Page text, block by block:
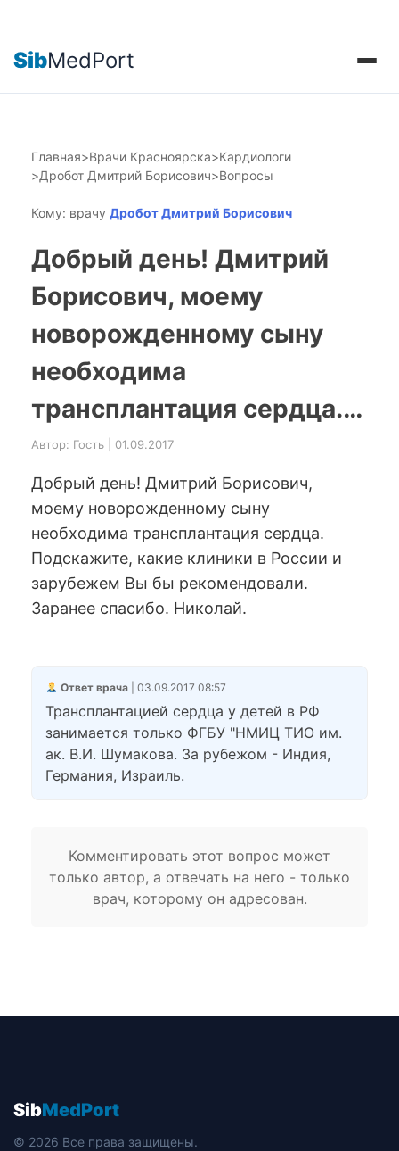
SibMedPort
Главная>Врачи Красноярска>Кардиологи
>Дробот Дмитрий Борисович>Вопросы
Кому: врачу Дробот Дмитрий Борисович
Добрый день! Дмитрий
Борисович, моему
новорожденному сыну
необходима
трансплантация сердца.…
Автор: Гость | 01.09.2017
Добрый день! Дмитрий Борисович,
моему новорожденному сыну
необходима трансплантация сердца.
Подскажите, какие клиники в России и
зарубежем Вы бы рекомендовали.
Заранее спасибо. Николай.
Ответ врача| 03.09.2017 08:57
Трансплантацией сердца у детей в РФ
занимается только ФГБУ "НМИЦ ТИО им.
ак. В.И. Шумакова. За рубежом - Индия,
Германия, Израиль.
Комментировать этот вопрос может
только автор, а отвечать на него - только
врач, которому он адресован.
SibMedPort
© 2026 Все права защищены.